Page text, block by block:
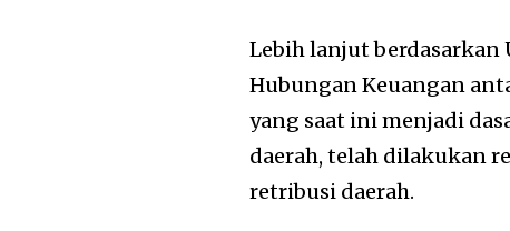
Lebih lanjut berdasarkan
Hubungan Keuangan
yang saat ini menjadi
daerah, telah dilakukan
retribusi daerah.